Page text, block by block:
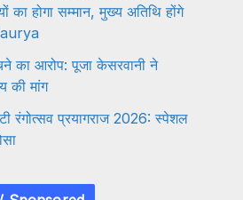
का होगा सम्मान, मुख्य अतिथि होंगे
का आरोप: पूजा केसरवानी ने
की मांग
रंगोत्सव प्रयागराज 2026: स्पेशल